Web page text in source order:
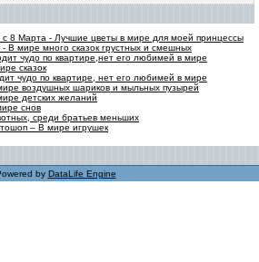
с 8 Марта - Лучшие цветы в мире для моей принцессы
В мире много сказок грустных и смешных
чудо по квартире,нет его любимей в мире
сказок
чудо по квартире, нет его любимей в мире
воздушных шариков и мыльных пузырей
детских желаний
снов
среди братьев меньших
– В мире игрушек
by DataLife Engine